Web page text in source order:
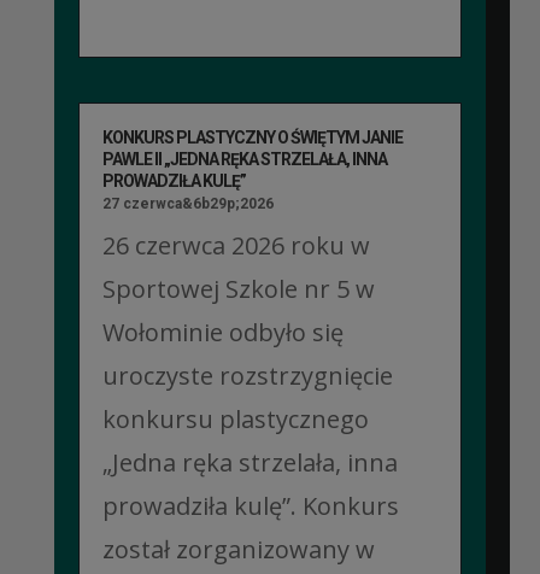
KONKURS PLASTYCZNY O ŚWIĘTYM JANIE
PAWLE II „JEDNA RĘKA STRZELAŁA, INNA
PROWADZIŁA KULĘ”
27 czerwca&6b29p;2026
26 czerwca 2026 roku w
Sportowej Szkole nr 5 w
Wołominie odbyło się
uroczyste rozstrzygnięcie
konkursu plastycznego
„Jedna ręka strzelała, inna
prowadziła kulę”. Konkurs
został zorganizowany w